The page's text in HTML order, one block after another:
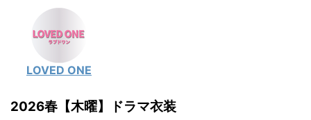
LOVED ONE
2026春【木曜】ドラマ衣装